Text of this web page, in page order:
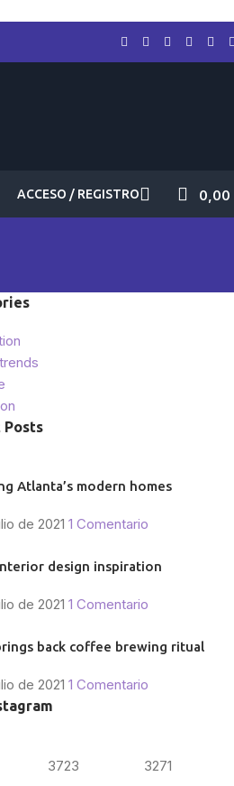
ACCESO / REGISTRO 0,00
Posts
Atlanta’s modern homes
de 2021 1 Comentario
design inspiration
de 2021 1 Comentario
back coffee brewing ritual
de 2021 1 Comentario
3723 3271